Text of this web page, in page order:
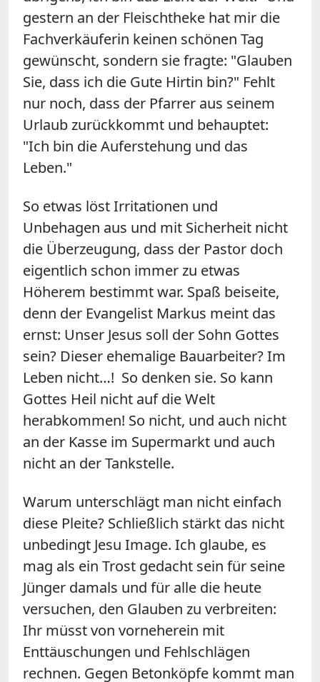
gestern an der Fleischtheke hat mir die
Fachverkäuferin keinen schönen Tag
gewünscht, sondern sie fragte: "Glauben
Sie, dass ich die Gute Hirtin bin?" Fehlt
nur noch, dass der Pfarrer aus seinem
Urlaub zurückkommt und behauptet:
"Ich bin die Auferstehung und das
Leben."
So etwas löst Irritationen und
Unbehagen aus und mit Sicherheit nicht
die Überzeugung, dass der Pastor doch
eigentlich schon immer zu etwas
Höherem bestimmt war. Spaß beiseite,
denn der Evangelist Markus meint das
ernst: Unser Jesus soll der Sohn Gottes
sein? Dieser ehemalige Bauarbeiter? Im
Leben nicht…! So denken sie. So kann
Gottes Heil nicht auf die Welt
herabkommen! So nicht, und auch nicht
an der Kasse im Supermarkt und auch
nicht an der Tankstelle.
Warum unterschlägt man nicht einfach
diese Pleite? Schließlich stärkt das nicht
unbedingt Jesu Image. Ich glaube, es
mag als ein Trost gedacht sein für seine
Jünger damals und für alle die heute
versuchen, den Glauben zu verbreiten:
Ihr müsst von vorneherein mit
Enttäuschungen und Fehlschlägen
rechnen. Gegen Betonköpfe kommt man